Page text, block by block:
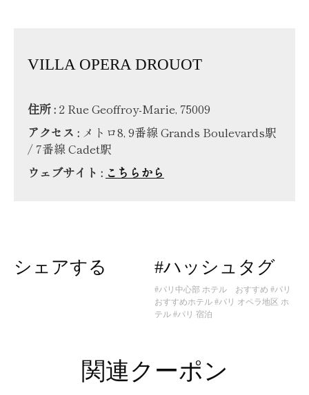
VILLA OPERA DROUOT
住所 : 2 Rue Geoffroy-Marie, 75009
アクセス : メトロ8, 9番線 Grands Boulevards駅
/ 7番線 Cadet駅
ウェブサイト : こちらから
シェアする #ハッシュタグ
#パリ中心部 ホテル おすすめ #パリ
おすすめホテル #パリ オペラ地区 ホ
テル #パリ 宿泊
関連クーポン